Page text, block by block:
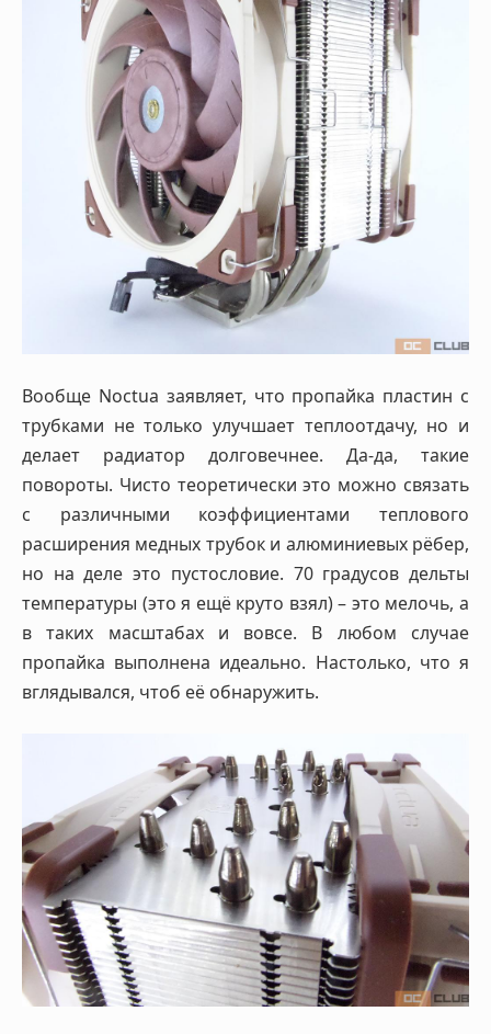
Вообще Noctua заявляет, что пропайка пластин с
трубками не только улучшает теплоотдачу, но и
делает радиатор долговечнее. Да-да, такие
повороты. Чисто теоретически это можно связать
с различными коэффициентами теплового
расширения медных трубок и алюминиевых рёбер,
но на деле это пустословие. 70 градусов дельты
температуры (это я ещё круто взял) – это мелочь, а
в таких масштабах и вовсе. В любом случае
пропайка выполнена идеально. Настолько, что я
вглядывался, чтоб её обнаружить.